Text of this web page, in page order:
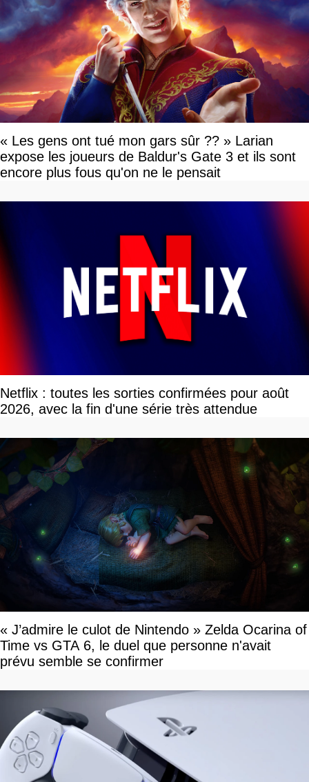
« Les gens ont tué mon gars sûr ?? » Larian
expose les joueurs de Baldur's Gate 3 et ils sont
encore plus fous qu'on ne le pensait
Netflix : toutes les sorties confirmées pour août
2026, avec la fin d'une série très attendue
« J’admire le culot de Nintendo » Zelda Ocarina of
Time vs GTA 6, le duel que personne n'avait
prévu semble se confirmer